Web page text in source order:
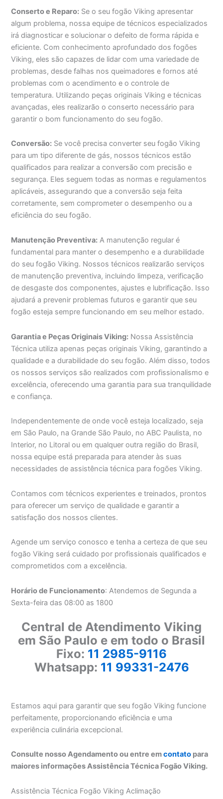
Conserto e Reparo: Se o seu fogão Viking apresentar
algum problema, nossa equipe de técnicos especializados
irá diagnosticar e solucionar o defeito de forma rápida e
eficiente. Com conhecimento aprofundado dos fogões
Viking, eles são capazes de lidar com uma variedade de
problemas, desde falhas nos queimadores e fornos até
problemas com o acendimento e o controle de
temperatura. Utilizando peças originais Viking e técnicas
avançadas, eles realizarão o conserto necessário para
garantir o bom funcionamento do seu fogão.
Conversão: Se você precisa converter seu fogão Viking
para um tipo diferente de gás, nossos técnicos estão
qualificados para realizar a conversão com precisão e
segurança. Eles seguem todas as normas e regulamentos
aplicáveis, assegurando que a conversão seja feita
corretamente, sem comprometer o desempenho ou a
eficiência do seu fogão.
Manutenção Preventiva: A manutenção regular é
fundamental para manter o desempenho e a durabilidade
do seu fogão Viking. Nossos técnicos realizarão serviços
de manutenção preventiva, incluindo limpeza, verificação
de desgaste dos componentes, ajustes e lubrificação. Isso
ajudará a prevenir problemas futuros e garantir que seu
fogão esteja sempre funcionando em seu melhor estado.
Garantia e Peças Originais Viking: Nossa Assistência
Técnica utiliza apenas peças originais Viking, garantindo a
qualidade e a durabilidade do seu fogão. Além disso, todos
os nossos serviços são realizados com profissionalismo e
excelência, oferecendo uma garantia para sua tranquilidade
e confiança.
Independentemente de onde você esteja localizado, seja
em São Paulo, na Grande São Paulo, no ABC Paulista, no
Interior, no Litoral ou em qualquer outra região do Brasil,
nossa equipe está preparada para atender às suas
necessidades de assistência técnica para fogões Viking.
Contamos com técnicos experientes e treinados, prontos
para oferecer um serviço de qualidade e garantir a
satisfação dos nossos clientes.
Agende um serviço conosco e tenha a certeza de que seu
fogão Viking será cuidado por profissionais qualificados e
comprometidos com a excelência.
Horário de Funcionamento: Atendemos de Segunda a
Sexta-feira das 08:00 as 1800
Central de Atendimento Viking
em São Paulo e em todo o Brasil
Fixo: 11 2985-9116
Whatsapp: 11 99331-2476
Estamos aqui para garantir que seu fogão Viking funcione
perfeitamente, proporcionando eficiência e uma
experiência culinária excepcional.
Consulte nosso Agendamento ou entre emcontato para
maiores informações Assistência Técnica Fogão Viking.
Assistência Técnica Fogão Viking Aclimação